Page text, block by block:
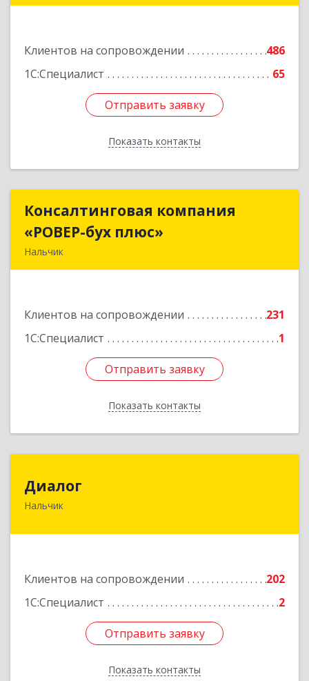
Клиентов на сопровождении
486
1С:Специалист
65
Отправить заявку
Показать контакты
Отправить заявку
Назад
Консалтинговая компания
«РОВЕР-бух плюс»
Нальчик
Клиентов на сопровождении
231
1С:Специалист
1
Отправить заявку
Показать контакты
Консалтинговая компания
«РОВЕР-бух плюс»
Подробнее
Отправить заявку
Назад
Диалог
Нальчик
Клиентов на сопровождении
202
1С:Специалист
2
Отправить заявку
Показать контакты
360016, Кабардино-Балкарская Респ, Нальчик г,
Отправить заявку
Назад